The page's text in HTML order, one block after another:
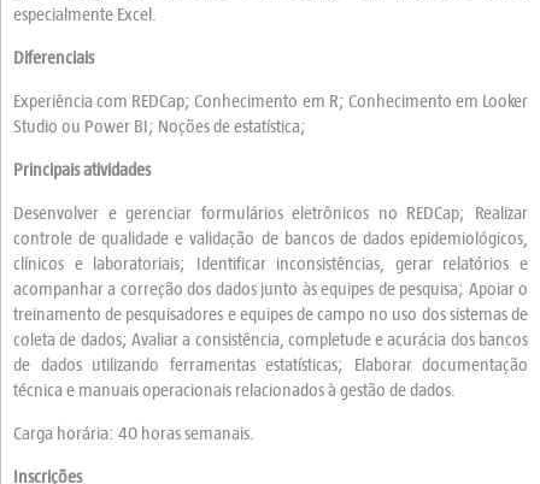
especialmente Excel.
Diferenciais
Experiência com REDCap; Conhecimento em R; Conhecimento em Looker
Studio ou Power BI; Noções de estatística;
Principais atividades
Desenvolver e gerenciar formulários eletrônicos no REDCap; Realizar
controle de qualidade e validação de bancos de dados epidemiológicos,
clínicos e laboratoriais; Identificar inconsistências, gerar relatórios e
acompanhar a correção dos dados junto às equipes de pesquisa; Apoiar o
treinamento de pesquisadores e equipes de campo no uso dos sistemas de
coleta de dados; Avaliar a consistência, completude e acurácia dos bancos
de dados utilizando ferramentas estatísticas; Elaborar documentação
técnica e manuais operacionais relacionados à gestão de dados.
Carga horária: 40 horas semanais.
Inscrições